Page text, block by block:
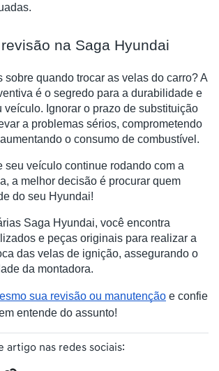
na Saga Hyundai
sobre quando trocar as velas do carro? A
é o segredo para a durabilidade e
veículo. Ignorar o prazo de substituição
a problemas sérios, comprometendo
o consumo de combustível.
seu veículo continue rodando com a
a melhor decisão é procurar quem
do seu Hyundai!
Saga Hyundai, você encontra
e peças originais para realizar a
das velas de ignição, assegurando o
da montadora.
sua revisão ou manutenção e confie
entende do assunto!
artigo nas redes sociais: